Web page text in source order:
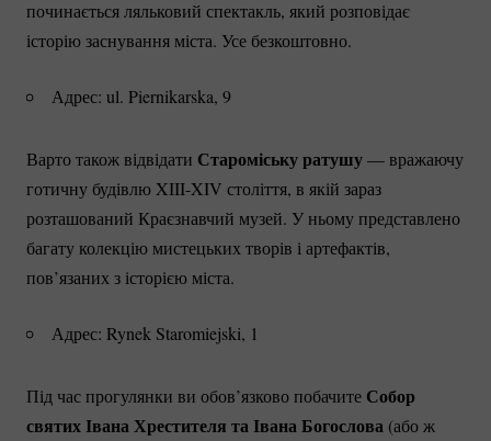
починається ляльковий спектакль, який розповідає
історію заснування міста. Усе безкоштовно.
Адрес: ul. Piernikarska, 9
Варто також відвідати Староміську ратушу— вражаючу
готичну будівлю XIII-XIV століття, в якій зараз
розташований Краєзнавчий музей. У ньому представлено
багату колекцію мистецьких творів і артефактів,
пов’язаних з історією міста.
Адрес: Rynek Staromiejski, 1
Під час прогулянки ви обов’язково побачите Собор
святих Івана Хрестителя та Івана Богослова (або ж